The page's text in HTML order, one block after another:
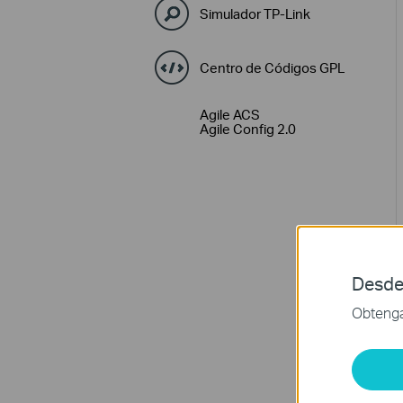
Simulador TP-Link
Centro de Códigos GPL
Agile ACS
Agile Config 2.0